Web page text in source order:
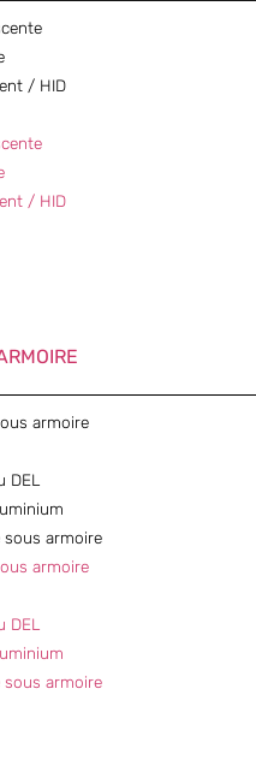
/ HID
/ HID
armoire
DEL
sous armoire
armoire
DEL
sous armoire